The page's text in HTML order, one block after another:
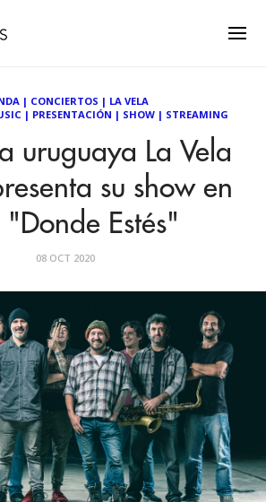
| CONCIERTOS | LA VELA
| PRESENTACIÓN | SHOW| STREAMING
uruguaya La Vela
su show en
"Donde Estés"
08 OCT 2020